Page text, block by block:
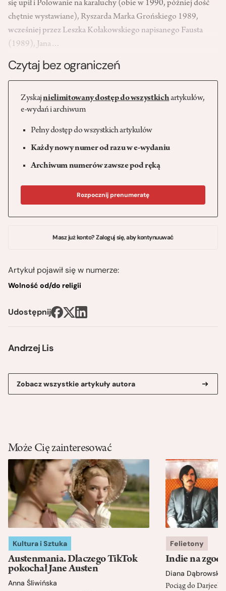
Andrzej Lis
Zobacz wszystkie artykuły autora
się upił i Polowanie na karaluchy (obie w 1990, później dość
chętnie wystawiane), Ryszarda Marka Grońskiego 1989,
wcześniej przez Leszka Kołakowskiego napisanego Fausta
(1989), Jana…
Czytaj bez ograniczeń
Zyskajnielimitowany dostęp do wszystkichartykułów,
e-wydań i archiwum
Pełny dostęp do wszystkich artykułów
Każdy nowy numer od razu w e-wydaniu
Archiwum numerów zawsze pod ręką
Rozpocznij prenumeratę
Masz już konto? Zaloguj się, aby kontynuuwać
Artykuł pojawił się w numerze:
Wolność od/do religii
Udostępnij
Może Cię zainteresować
Kultura i Sztuka
Austenmania. Dlaczego TikTok
pokochał Jane Austen
Anna Śliwińska
Felietony
Indie na
Diana Dąbrowska
Pociąg do